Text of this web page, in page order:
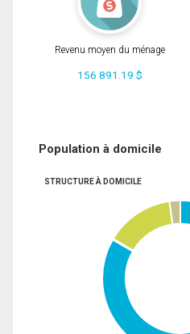
Revenu moyen du ménage
156 891.19 $
Population à domicile
STRUCTURE À DOMICILE